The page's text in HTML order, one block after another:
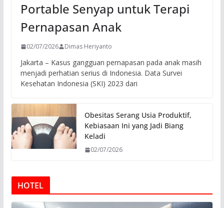
Portable Senyap untuk Terapi
Pernapasan Anak
02/07/2026 Dimas Heriyanto
Jakarta – Kasus gangguan pernapasan pada anak masih
menjadi perhatian serius di Indonesia. Data Survei
Kesehatan Indonesia (SKI) 2023 dari
Obesitas Serang Usia Produktif,
Kebiasaan Ini yang Jadi Biang
Keladi
02/07/2026
HOTEL